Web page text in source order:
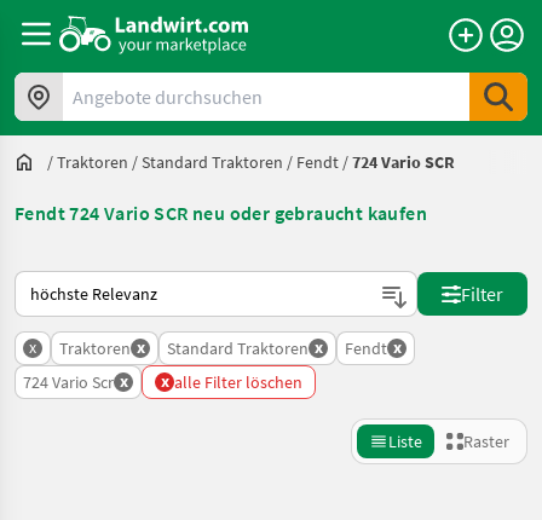
Angebote durchsuchen
/Traktoren /Standard Traktoren / Fendt /724 Vario SCR
Fendt 724 Vario SCR neu oder gebraucht kaufen
So wird auf Landwirt.com sortiert
Filter
x Traktoren x Standard Traktoren x Fendt x
724 Vario Scr x x alle Filter löschen
Liste Raster